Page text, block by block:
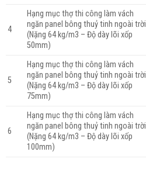
4
Hạng mục thợ thi công làm vách
ngăn panel bông thuỷ tinh ngoài trời
(Nặng 64 kg/m3 – Độ dày lõi xốp
50mm)
5
Hạng mục thợ thi công làm vách
ngăn panel bông thuỷ tinh ngoài trời
(Nặng 64 kg/m3 – Độ dày lõi xốp
75mm)
6
Hạng mục thợ thi công làm vách
ngăn panel bông thuỷ tinh ngoài trời
(Nặng 64 kg/m3 – Độ dày lõi xốp
100mm)